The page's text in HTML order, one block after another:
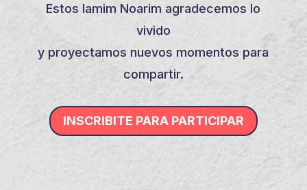
Estos Iamim Noarim agradecemos lo
vivido
y proyectamos nuevos momentos para
compartir.
INSCRIBITE PARA PARTICIPAR